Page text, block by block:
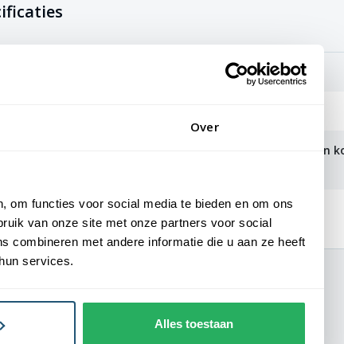
Over
om functies voor social media te bieden en om ons
van onze site met onze partners voor social
combineren met andere informatie die u aan ze heeft
services.
Alles toestaan
Afmetingen t/m 100x150cm zijn voorzien van een
3-6 maanden (afhankelijk van de locatie en
weersomstandigheden)